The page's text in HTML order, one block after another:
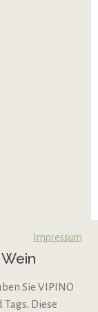
Impressum
Sie VIPINO
Diese